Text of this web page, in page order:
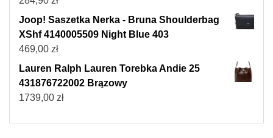
Joop! Saszetka Nerka - Bruna Shoulderbag
XShf 4140005509 Night Blue 403
469,00 zł
Lauren Ralph Lauren Torebka Andie 25
431876722002 Brązowy
1739,00 zł